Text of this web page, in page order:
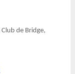
de Bridge,